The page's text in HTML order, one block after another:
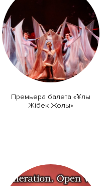
Премьера балета «Ұлы
Жібек Жолы»